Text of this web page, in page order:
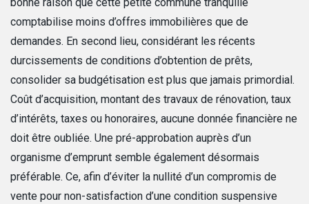
comptabilise moins d’offres immobilières que de
demandes. En second lieu, considérant les récents
durcissements de conditions d’obtention de prêts,
consolider sa budgétisation est plus que jamais primordial.
Coût d’acquisition, montant des travaux de rénovation, taux
d’intérêts, taxes ou honoraires, aucune donnée financière ne
doit être oubliée. Une pré-approbation auprès d’un
organisme d’emprunt semble également désormais
préférable. Ce, afin d’éviter la nullité d’un compromis de
vente pour non-satisfaction d’une condition suspensive